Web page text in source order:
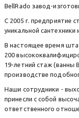
BellRado завод-
С 2005 г. предприятие
уникальной сантехники
В настоящее время
200
19-летний стаж (ванны
производстве
Наши сотрудники -
принесли с собой
ответственного